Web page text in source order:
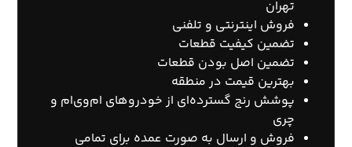
تهران
فروش اینترنتی و تلفنی
تضمین کیفیت قطعات
تضمین اصل بودن قطعات
بهترین قیمت در منطقه
پوشش رنج گسترده‌ای از خودروهای ام‌وی‌ام و
چری
فروش و ارسال به صورت عمده برای تمامی